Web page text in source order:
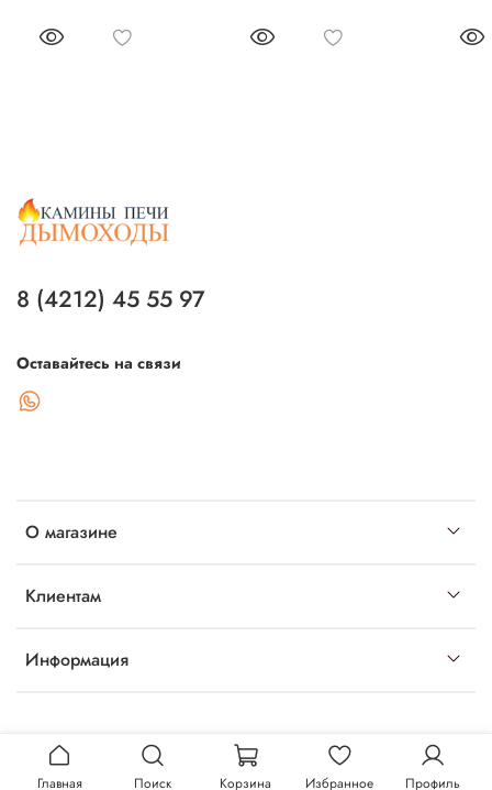
О магазине
Клиентам
Информация
8 (4212) 45 55 97
Оставайтесь на связи
Главная Поиск Корзина Избранное Профиль